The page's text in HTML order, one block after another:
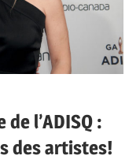
l’ADISQ :
des artistes!